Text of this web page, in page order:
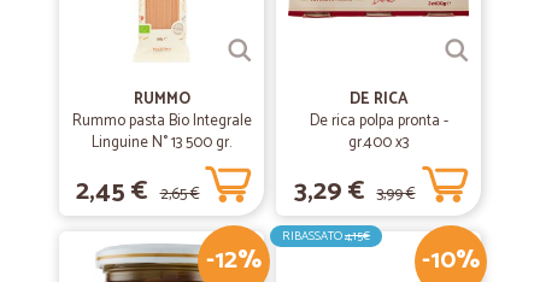
RUMMO
Rummo pasta Bio Integrale
Linguine N° 13 500 gr.
2,45 € 2,65 €
DE RICA
De rica polpa pronta -
gr.400 x3
3,29 € 3,99 €
-12% -10%
RIBASSATO4,15€